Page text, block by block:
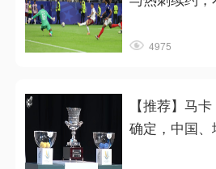
4975
【推荐】马
确定，中国